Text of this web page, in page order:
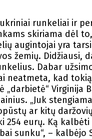
runkeliai ir
skiriama dėl
augintojai yra
žemių. Didžiausi,
Dabar
neatmeta, kad
„darbietė“
„Juk
ar kitų
254 eurų. Ką
sunku“, – kalbėjo